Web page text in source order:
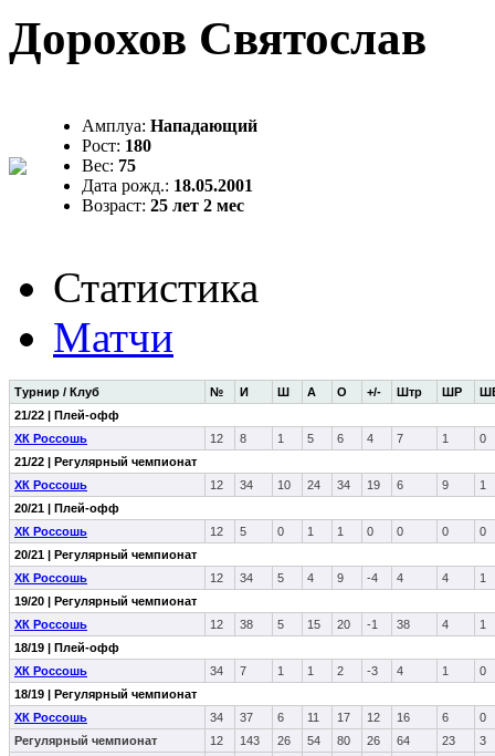
Дорохов Святослав
Амплуа: Нападающий
Рост: 180
Вес: 75
Дата рожд.: 18.05.2001
Возраст: 25 лет 2 мес
Статистика
Матчи
Турнир / Клуб № И Ш А О +/- Штр ШР
21/22 | Плей-офф
ХК Россошь
12 8 1 5 6 4 7 1
0
21/22 | Регулярный чемпионат
ХК Россошь
12 34 10 24 34 19 6 9
1
20/21 | Плей-офф
ХК Россошь
12 5 0 1 1 0 0 0
0
20/21 | Регулярный чемпионат
ХК Россошь
12 34 5 4 9 -4 4 4
1
19/20 | Регулярный чемпионат
ХК Россошь
12 38 5 15 20 -1 38 4
1
18/19 | Плей-офф
ХК Россошь
34 7 1 1 2 -3 4 1
0
18/19 | Регулярный чемпионат
ХК Россошь
34 37 6 11 17 12 16 6
0
Регулярный чемпионат
12 143 26 54 80 26 64 23
3